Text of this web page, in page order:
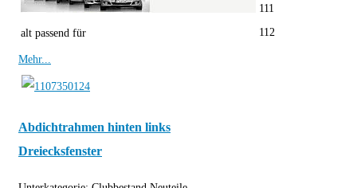
alt passend für
111
112
Mehr...
Abdichtrahmen hinten links
Dreiecksfenster